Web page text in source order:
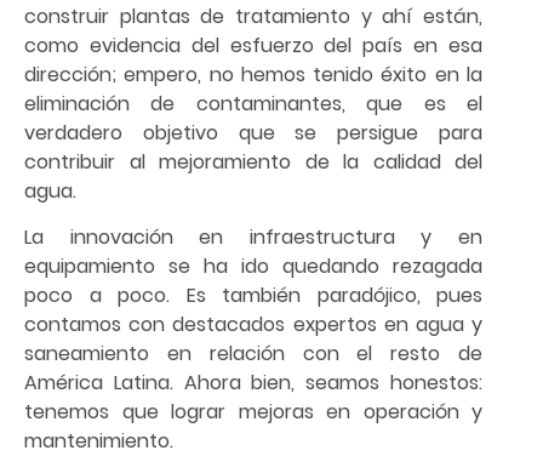
construir plantas de tratamiento y ahí están,
como evidencia del esfuerzo del país en esa
dirección; empero, no hemos tenido éxito en la
eliminación de contaminantes, que es el
verdadero objetivo que se persigue para
contribuir al mejoramiento de la calidad del
agua.
La innovación en infraestructura y en
equipamiento se ha ido quedando rezagada
poco a poco. Es también paradójico, pues
contamos con destacados expertos en agua y
saneamiento en relación con el resto de
América Latina. Ahora bien, seamos honestos:
tenemos que lograr mejoras en operación y
mantenimiento.